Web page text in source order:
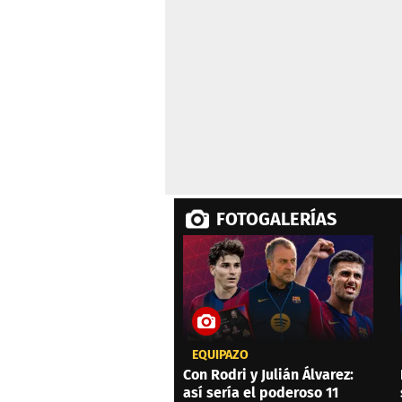
FOTOGALERÍAS
EQUIPAZO
Con Rodri y Julián Álvarez:
así sería el poderoso 11